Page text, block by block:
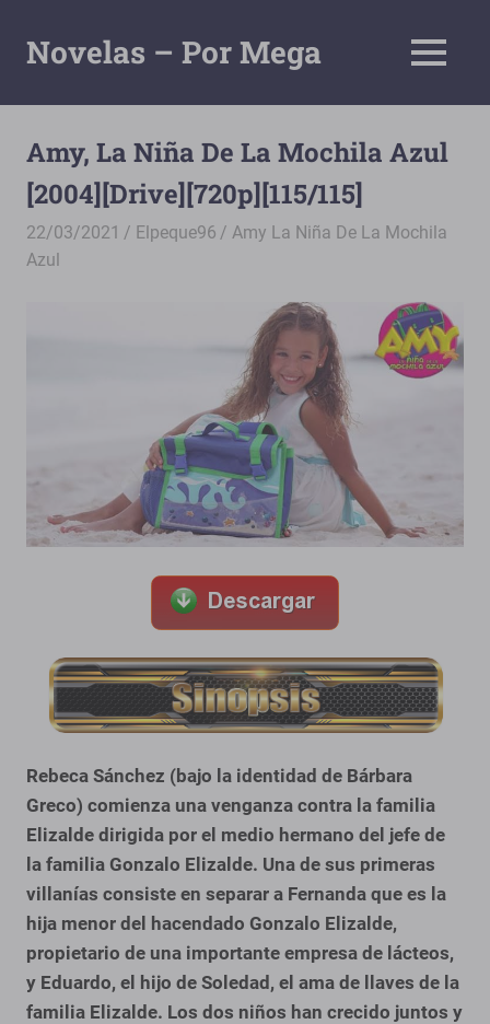
contenido
Novelas – Por Mega
Descarga
Por
Mega
MENÚ
Amy, La Niña De La Mochila Azul
[2004][Drive][720p][115/115]
22/03/2021 Elpeque96
Amy La Niña De La Mochila
Azul
Rebeca Sánchez (bajo la identidad de Bárbara
Greco) comienza una venganza contra la familia
Elizalde dirigida por el medio hermano del jefe de
la familia Gonzalo Elizalde. Una de sus primeras
villanías consiste en separar a Fernanda que es la
hija menor del hacendado Gonzalo Elizalde,
propietario de una importante empresa de lácteos,
y Eduardo, el hijo de Soledad, el ama de llaves de la
familia Elizalde. Los dos niños han crecido juntos y